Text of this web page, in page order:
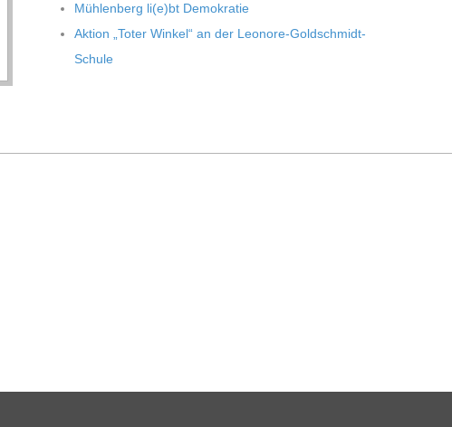
Müh­len­berg li(e)bt Demokratie
Aktion „Toter Win­kel“ an der Leonore-Goldschmidt-
Schule